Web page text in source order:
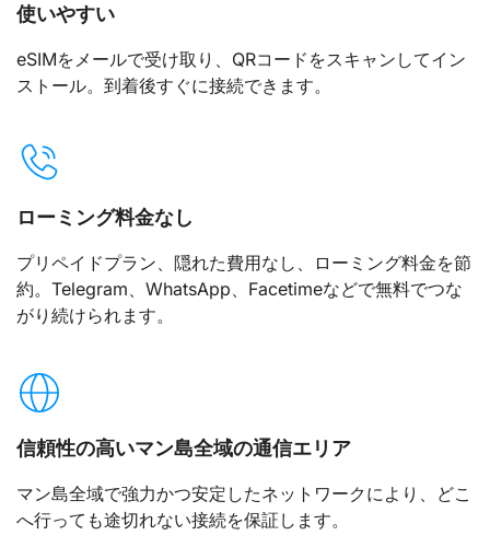
使いやすい
eSIMをメールで受け取り、QRコードをスキャンしてイン
ストール。到着後すぐに接続できます。
ローミング料金なし
プリペイドプラン、隠れた費用なし、ローミング料金を節
約。Telegram、WhatsApp、Facetimeなどで無料でつな
がり続けられます。
信頼性の高いマン島全域の通信エリア
マン島全域で強力かつ安定したネットワークにより、どこ
へ行っても途切れない接続を保証します。